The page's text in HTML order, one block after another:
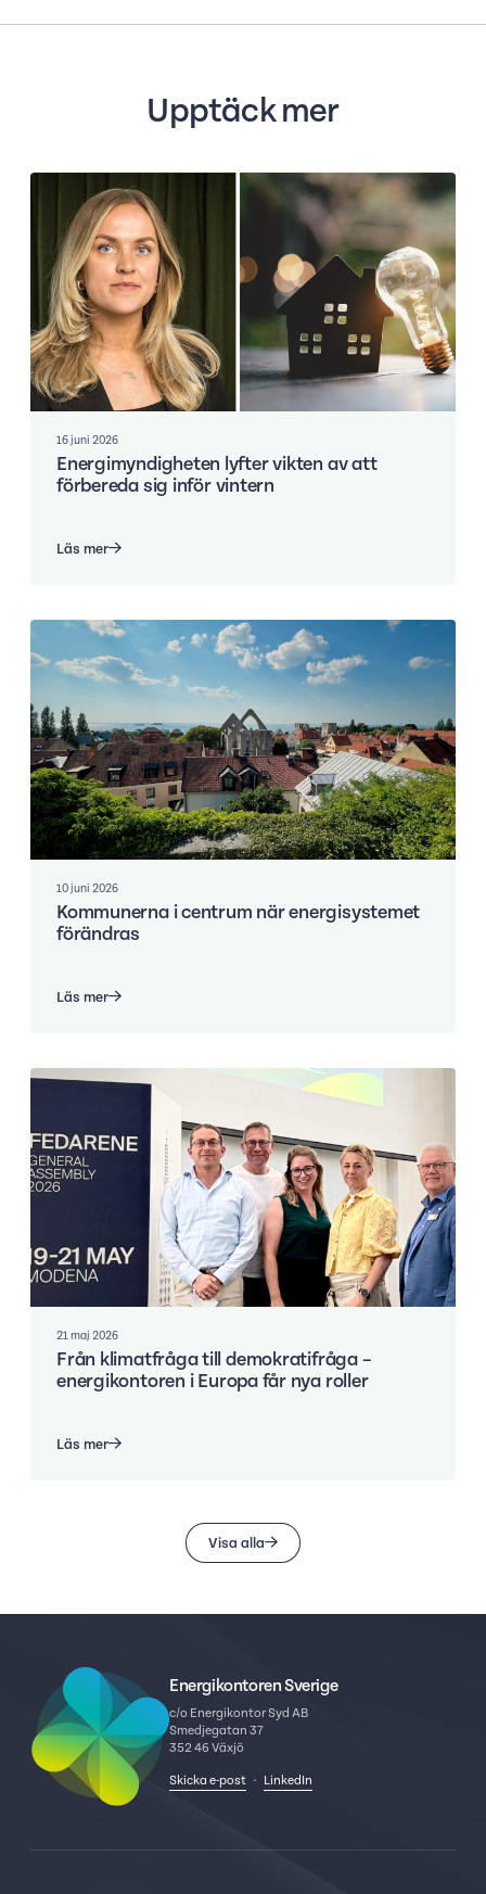
Upptäck mer
16 juni 2026
Energimyndigheten lyfter vikten av att
förbereda sig inför vintern
Läs mer
10 juni 2026
Kommunerna i centrum när energisystemet
förändras
Läs mer
21 maj 2026
Från klimatfråga till demokratifråga –
energikontoren i Europa får nya roller
Läs mer
Visa alla
Energikontoren Sverige
c/o Energikontor Syd AB
Smedjegatan 37
352 46 Växjö
Skicka e-post · LinkedIn